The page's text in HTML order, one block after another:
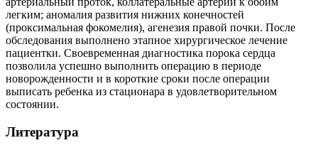
легким; аномалия развития нижних конечностей
(проксимальная фокомелия), агенезия правой почки. После
обследования выполнено этапное хирургическое лечение
пациентки. Своевременная диагностика порока сердца
позволила успешно выполнить операцию в периоде
новорожденности и в короткие сроки после операции
выписать ребенка из стационара в удовлетворительном
состоянии.
Литература